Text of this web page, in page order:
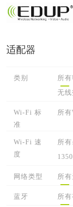
适配器
类别 所有
无
Wi-Fi 标
准
所有
Wi-Fi 速
度
所有
网络类型 所有
蓝牙 所有